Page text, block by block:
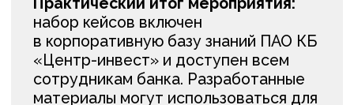
обучения является одним из ключевых
элементов подготовки кадров для
экономики, основанной на технологиях
искусственного интеллекта.